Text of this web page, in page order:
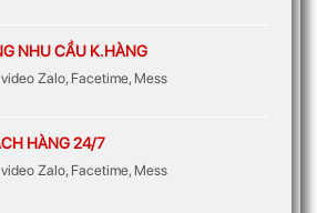
NHU CẦU K.HÀNG
Zalo, Facetime, Mess
HÀNG 24/7
Zalo, Facetime, Mess